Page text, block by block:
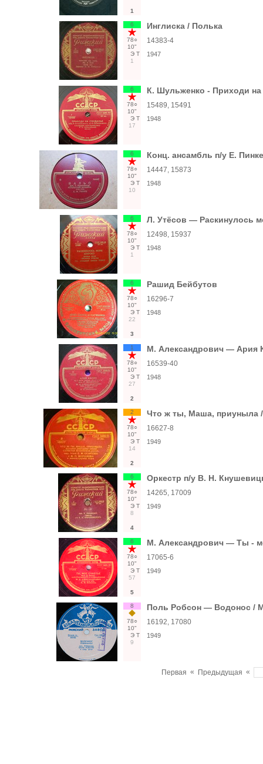
1
6
78○
10"
Э Т
1
Инглиска / Полька
14383-4
1947
6
78○
10"
Э Т
17
К. Шульженко - Приходи на
15489, 15491
1948
6
78○
10"
Э Т
10
Конц. ансамбль п/у Е.
14447, 15873
1948
6
78○
10"
Э Т
1
Л. Утёсов — Раскинулось
12498, 15937
1948
6
78○
10"
Э Т
22
3
Рашид Бейбутов
16296-7
1948
1
78○
10"
Э Т
27
2
М. Александрович — Ария
16539-40
1948
2
78○
10"
Э Т
14
2
Что ж ты, Маша, приуныла
16627-8
1949
6
78○
10"
Э Т
8
4
Оркестр п/у В. Н.
14265, 17009
1949
6
78○
10"
Э Т
57
5
М. Александрович — Ты -
17065-6
1949
8
78○
10"
Э Т
9
Поль Робсон — Водонос /
16192, 17080
1949
Первая « Предыдущая «